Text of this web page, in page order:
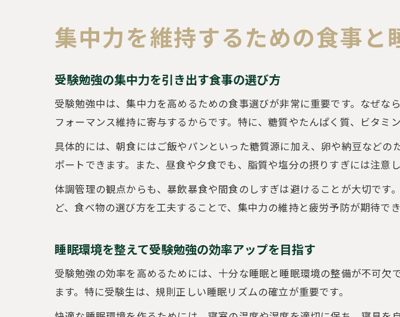
集中力を維持するための食事と
受験勉強の集中力を引き出す食事の選び方
受験勉強中は、集中力を高めるための食事選びが非常に重要です。なぜ
フォーマンス維持に寄与するからです。特に、糖質やたんぱく質、ビタミ
具体的には、朝食にはご飯やパンといった糖質源に加え、卵や納豆など
ポートできます。また、昼食や夕食でも、脂質や塩分の摂りすぎには注意
体調管理の観点からも、暴飲暴食や間食のしすぎは避けることが大切で
ど、食べ物の選び方を工夫することで、集中力の維持と疲労予防が期待でき
睡眠環境を整えて受験勉強の効率アップを目指す
受験勉強の効率を高めるためには、十分な睡眠と睡眠環境の整備が不可
ます。特に受験生は、規則正しい睡眠リズムの確立が重要です。